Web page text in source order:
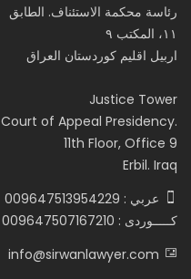
رئاسة محكمة الاستئناف. الطابق
١١، المكتب ٩
اربيل اقليم كوردستان العراق
Justice Tower
Court of Appeal Presidency.
11th Floor, Office 9
Erbil. Iraq
عربي : 009647513954229
كـــــوردى : 009647507167210
info@sirwanlawyer.com